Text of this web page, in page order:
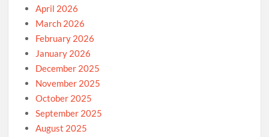
April 2026
March 2026
February 2026
January 2026
December 2025
November 2025
October 2025
September 2025
August 2025